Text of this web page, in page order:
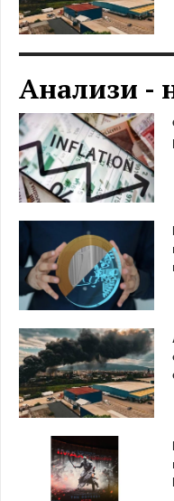
Анализи -